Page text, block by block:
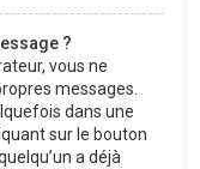
?
vous ne
messages.
dans une
sur le bouton
a déjà